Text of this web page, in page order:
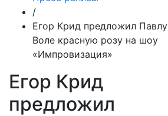
/
Егор Крид предложил Павлу
Воле красную розу на шоу
«Импровизация»
Егор Крид
предложил